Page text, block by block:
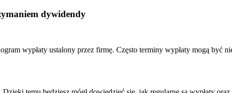
dywidendy
wypłaty⁤ ustalony przez firmę. ⁣Często terminy wypłaty mogą być